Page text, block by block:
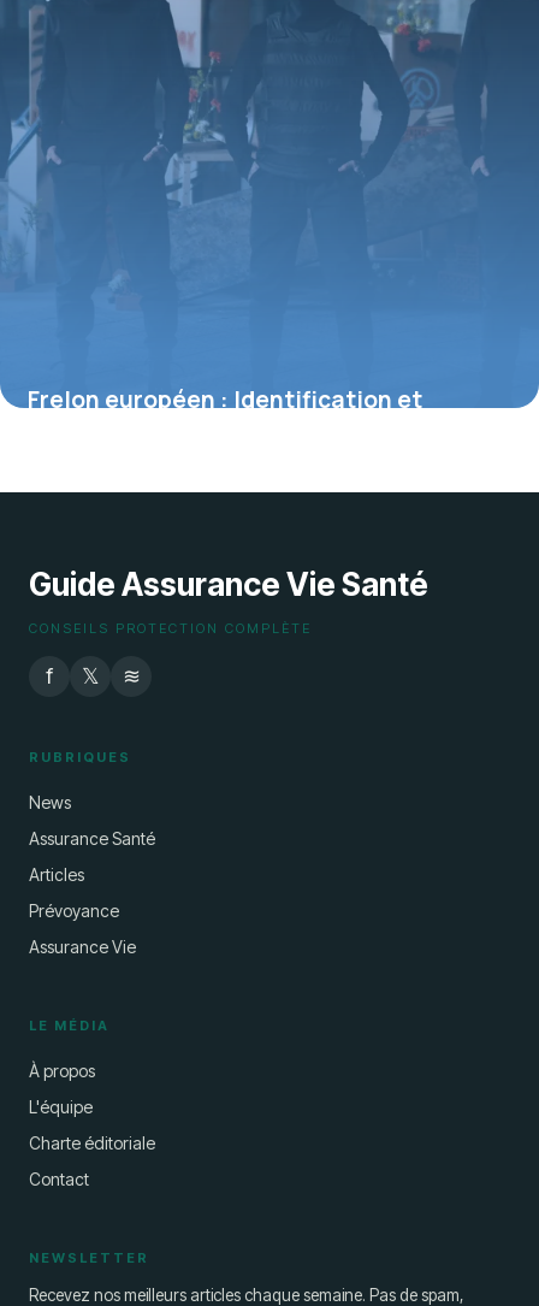
Frelon européen : Identification et
Guide Assurance Vie Santé
CONSEILS PROTECTION COMPLÈTE
f 𝕏 ≋
RUBRIQUES
News
Assurance Santé
Articles
Prévoyance
Assurance Vie
LE MÉDIA
À propos
L'équipe
Charte éditoriale
Contact
NEWSLETTER
Recevez nos meilleurs articles chaque semaine. Pas de spam,